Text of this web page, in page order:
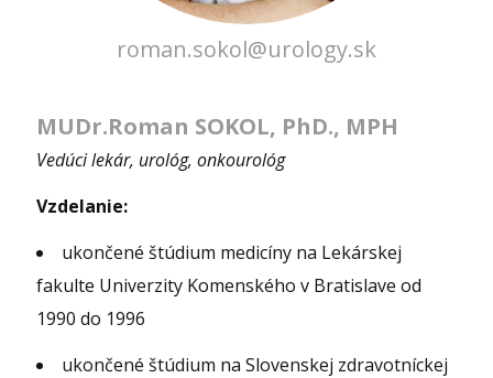
roman.sokol@urology.sk
MUDr.Roman SOKOL, PhD., MPH
Vedúci lekár, urológ, onkourológ
Vzdelanie:
ukončené štúdium medicíny na Lekárskej
fakulte Univerzity Komenského v Bratislave od
1990 do 1996
ukončené štúdium na Slovenskej zdravotníckej